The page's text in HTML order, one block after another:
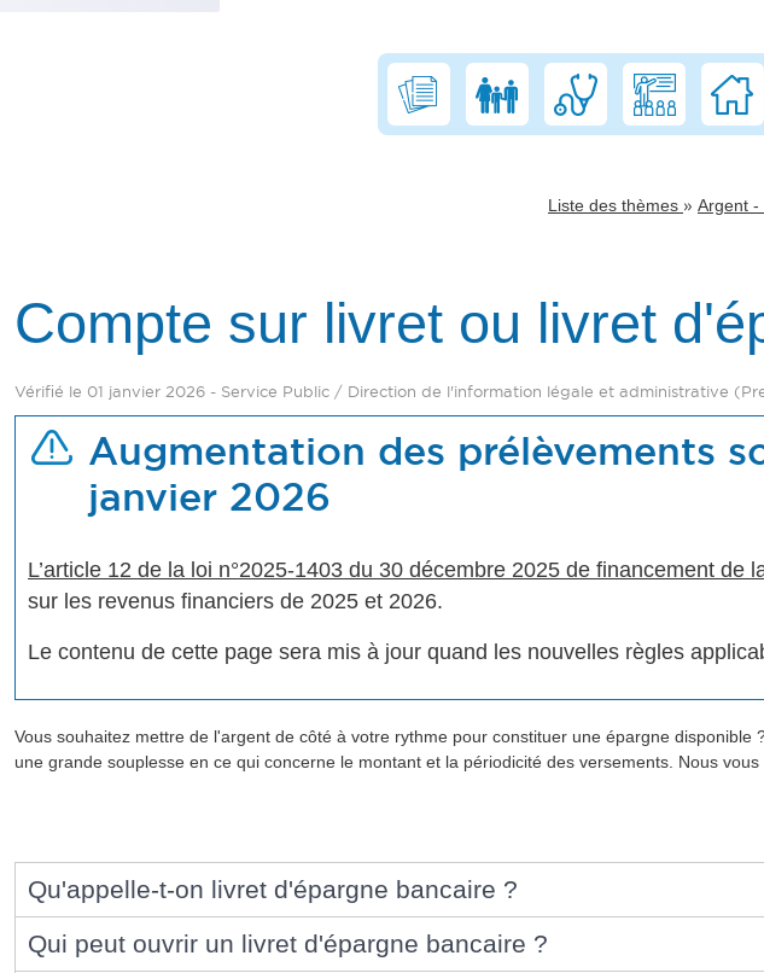
Liste des thèmes » Argent -
Compte sur livret ou livret
Vérifié le 01 janvier 2026 - Service Public / Direction de l'information légale et administrative
Augmentation des prélèvements
janvier 2026
L’article 12 de la loi n°2025-1403 du 30 décembre 2025 de financement de
sur les revenus financiers de 2025 et 2026.
Le contenu de cette page sera mis à jour quand les nouvelles règles
Vous souhaitez mettre de l'argent de côté à votre rythme pour constituer une épargne
une grande souplesse en ce qui concerne le montant et la périodicité des versements. Nous
Qu'appelle-t-on livret d'épargne bancaire ?
Qui peut ouvrir un livret d'épargne bancaire ?